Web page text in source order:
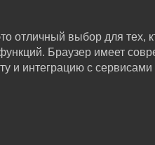
отличный выбор для тех,
Браузер имеет
и интеграцию с